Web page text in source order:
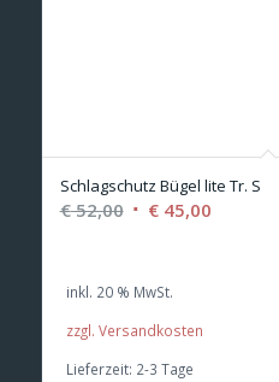
Schlagschutz Bügel lite Tr. S
€52,00 Ursprünglicher
€ 52,00
€45,00Aktueller
inkl. 20 % MwSt.
zzgl. Versandkosten
Lieferzeit: 2-3 Tage